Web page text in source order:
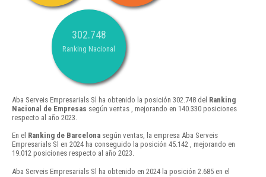
302.748
Ranking Nacional
Aba Serveis Empresarials Sl ha obtenido la posición 302.748 del Ranking
Nacional de Empresas según ventas , mejorando en 140.330 posiciones
respecto al año 2023.
En el Ranking de Barcelona según ventas, la empresa Aba Serveis
Empresarials Sl en 2024 ha conseguido la posición 45.142 , mejorando en
19.012 posiciones respecto al año 2023.
Aba Serveis Empresarials Sl ha obtenido en 2024 la posición 2.685 en el